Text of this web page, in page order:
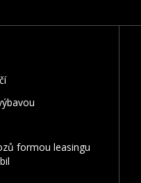
formou leasingu